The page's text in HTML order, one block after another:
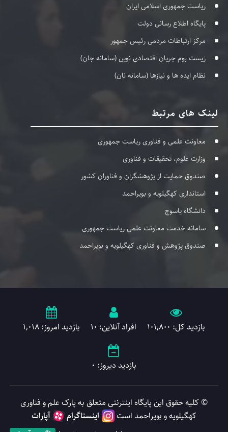
ریاست جمهوری اسلامی ایران
پایگاه اطلاع رسانی دولت
مرکز ارتباطات مردمی رئیس جمهور
زیست بوم جریان اقتصادی نوین (سامانه جان)
نظام ایده ها و نیازها (سامانه نان)
لینک های مرتبط
معاونت علمی و فناوری ریاست جمهوری
وزارت علوم، تحقیقات و فناوری
صندوق حمایت از پژوهشگران و فناوران کشور
استانداری کهگیلویه و بویراحمد
دانشگاه یاسوج
سامانه خدمت معاونت علمی ریاست جمهوری
صندوق پژوهش و فناوری کهگیلویه و بویراحمد
بازدید کل: 101,800 افراد آنلاین: 10 بازدید امروز: 1,018
بازدید دیروز: 0
© کلیه حقوق این پایگاه اینترنتی متعلق به پارک علم و فناوری
کهگیلویه و بویراحمد است
اینستاگرام
آپارات